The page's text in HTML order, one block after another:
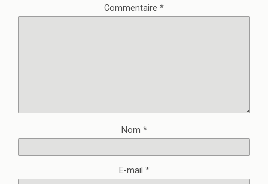
Commentaire *
Nom *
E-mail *